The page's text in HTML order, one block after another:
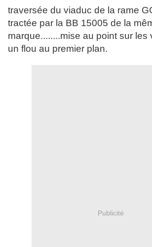
traversée du viaduc de la rame
tractée par la BB 15005 de la
marque........mise au point sur les
un flou au premier plan.
Publicité